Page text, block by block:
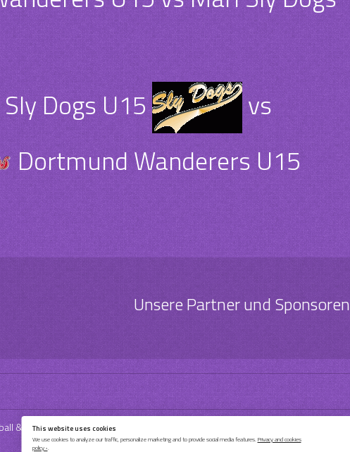
Dogs U15
vs
Dortmund Wanderers U15
Unsere Partner und Sponsoren
& Softball e.V.
This website uses cookies
We use cookies to analyze our traffic, personalize marketing and to provide social media features.Privacy and cookies
policy ›.